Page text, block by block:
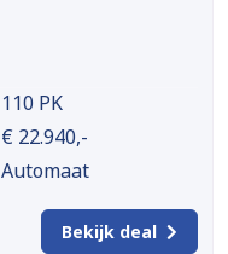
110 PK
€ 22.940,-
Automaat
Bekijk deal